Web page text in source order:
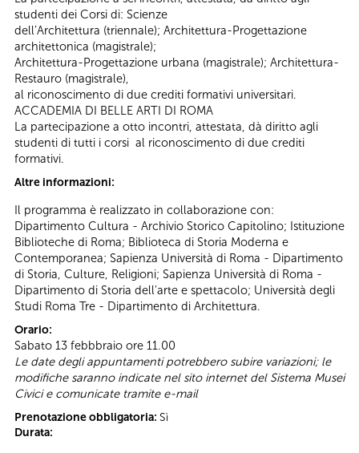
studenti dei Corsi di: Scienze
dell’Architettura (triennale); Architettura-Progettazione
architettonica (magistrale);
Architettura-Progettazione urbana (magistrale); Architettura-
Restauro (magistrale),
al riconoscimento di due crediti formativi universitari.
ACCADEMIA DI BELLE ARTI DI ROMA
La partecipazione a otto incontri, attestata, dà diritto agli
studenti di tutti i corsi al riconoscimento di due crediti
formativi.
Altre informazioni:
Il programma è realizzato in collaborazione con:
Dipartimento Cultura - Archivio Storico Capitolino; Istituzione
Biblioteche di Roma; Biblioteca di Storia Moderna e
Contemporanea; Sapienza Università di Roma - Dipartimento
di Storia, Culture, Religioni; Sapienza Università di Roma -
Dipartimento di Storia dell'arte e spettacolo; Università degli
Studi Roma Tre - Dipartimento di Architettura.
Orario:
Sabato 13 febbbraio ore 11.00
Le date degli appuntamenti potrebbero subire variazioni; le
modifiche saranno indicate nel sito internet del Sistema Musei
Civici e comunicate tramite e-mail
Prenotazione obbligatoria: Sì
Durata: